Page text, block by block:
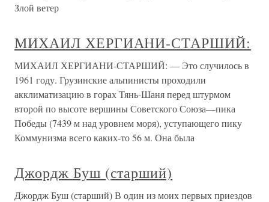
Злой ветер
МИХАИЛ ХЕРГИАНИ-СТАРШИЙ:
МИХАИЛ ХЕРГИАНИ-СТАРШИЙ: — Это случилось в
1961 году. Грузинские альпи­нисты проходили
акклиматизацию в горах Тянь-Шаня перед штурмом
второй по высоте вершины Советского Союза—пика
Победы (7439 м над уровнем моря), уступающего пику
Коммунизма всего каких-то 56 м. Она была
Джордж Буш (старший)
Джордж Буш (старший) В один из моих первых приездов